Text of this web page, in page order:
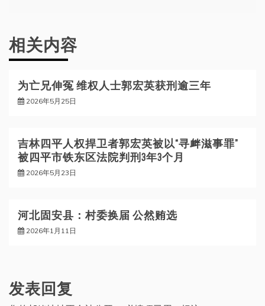
相关内容
为亡兄伸冤 维权人士郭宏英获刑逾三年
2026年5月25日
吉林四平人权捍卫者郭宏英被以“寻衅滋事罪”
被四平市铁东区法院判刑3年3个月
2026年5月23日
河北固安县：村委换届 公然贿选
2026年1月11日
发表回复